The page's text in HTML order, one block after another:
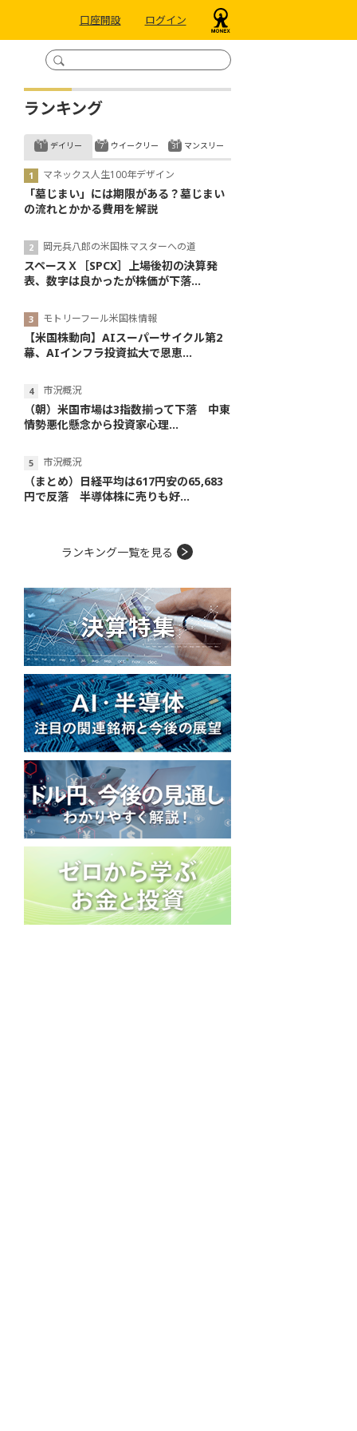
口座開設 ログイン
ランキング
デイリー
マネックス人生100年デザイン
「墓じまい」には期限がある？墓じまい
の流れとかかる費用を解説
岡元兵八郎の米国株マスターへの道
スペースＸ［SPCX］上場後初の決算発
表、数字は良かったが株価が下落...
モトリーフール米国株情報
【米国株動向】AIスーパーサイクル第2
幕、AIインフラ投資拡大で恩恵...
市況概況
（朝）米国市場は3指数揃って下落 中東
情勢悪化懸念から投資家心理...
市況概況
（まとめ）日経平均は617円安の65,683
円で反落 半導体株に売りも好...
ウイークリー マンスリー
ランキング一覧を見る